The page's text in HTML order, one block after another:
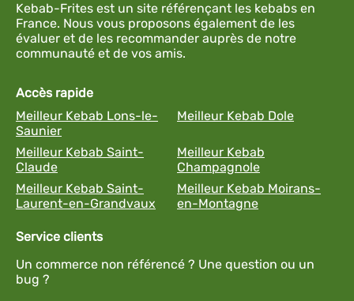
Kebab-Frites est un site référençant les kebabs en
France. Nous vous proposons également de les
évaluer et de les recommander auprès de notre
communauté et de vos amis.
Accès rapide
Meilleur Kebab Lons-le-
Saunier
Meilleur Kebab Dole
Meilleur Kebab Saint-
Claude
Meilleur Kebab
Champagnole
Meilleur Kebab Saint-
Laurent-en-Grandvaux
Meilleur Kebab Moirans-
en-Montagne
Service clients
Un commerce non référencé ? Une question ou un
bug ?